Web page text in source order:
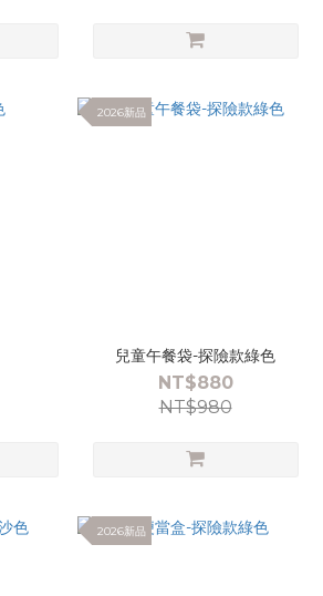
2026新品
兒童午餐袋-探險款綠色
NT$880
NT$980
2026新品